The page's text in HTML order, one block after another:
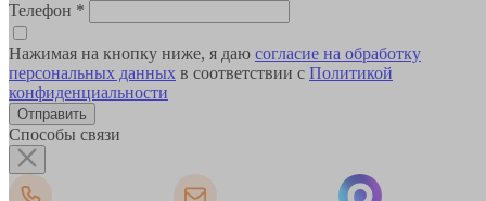
Телефон *
Нажимая на кнопку ниже, я даю согласие на обработку
персональных данных в соответствии с Политикой
конфиденциальности
Способы связи